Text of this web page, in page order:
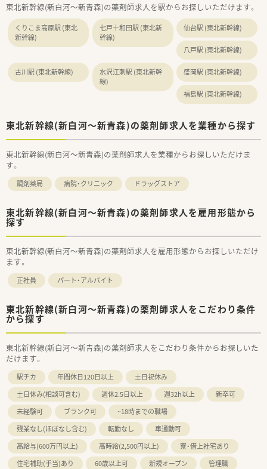
■入社後は教育研修やeラーニングを活用して知識を深め、接客
や販売のプロフェッショナルとして基礎を固めることが可能で
す。
■将来的には管理薬剤師として店舗運営に携わるほか、エリアマ
ネージャーなどの本部職を目指す道も開かれています。
■大手グループのネットワークを活かし、様々な規模や形態の店
舗を経験することで薬剤師としての幅を広げることが可能で
す。
東北新幹線(新白河～新青森)の薬剤師求人を駅からお探しいただけます。
くりこま高原駅 (東北
新幹線)
七戸十和田駅 (東北新
幹線)
仙台駅 (東北新幹線)
八戸駅 (東北新幹線)
古川駅 (東北新幹線)
水沢江刺駅 (東北新幹
線)
盛岡駅 (東北新幹線)
福島駅 (東北新幹線)
東北新幹線(新白河～新青森)の薬剤師求人を業種から探す
東北新幹線(新白河～新青森)の薬剤師求人を業種からお探しいただけま
す。
調剤薬局 病院・クリニック ドラッグストア
東北新幹線(新白河～新青森)の薬剤師求人を雇用形態から
探す
東北新幹線(新白河～新青森)の薬剤師求人を雇用形態からお探しいただけ
ます。
正社員 パート・アルバイト
東北新幹線(新白河～新青森)の薬剤師求人をこだわり条件
から探す
東北新幹線(新白河～新青森)の薬剤師求人をこだわり条件からお探しいた
だけます。
駅チカ 年間休日120日以上
土日祝休み
土日休み(相談可含む)
週休2.5日以上 週32h以上
新卒可
未経験可
ブランク可
~18時までの職場
残業なし(ほぼなし含む)
転勤なし
車通勤可
高給与(600万円以上)
高時給(2,500円以上)
寮・借上社宅あり
住宅補助(手当)あり
60歳以上可 新規オープン
管理職